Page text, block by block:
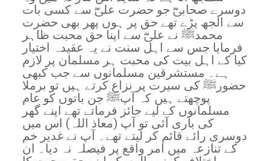
دوسرے صحابیؓ جو حضرت علیؓ سے کسی بات
سے الجھ پڑے تھے حق پر ہوں پھر بھی حضرت
محمدﷺ نے علیؓ سے اپنا حق محبت ظاہر
فرمایا جس سے اہل سنت نے یہ عقیدہ اختیار
کیا کے اہل بیت کی محبت ہر مسلمان پر لازم
ہے۔ مستشرقین مسلمانوں سے جب کبھی
حضورﷺ کی سیرت پر نزاع کرتے ہیں تو برملا
پوچھتے ہیں کہ آپﷺ جن باتوں کو عام
مسلمانوں کے لیے جائز فرماتے تھے اپنے گھر
کی باری آئی تو آپ (معاذ اللہ) اس میں
دوسری رائے قائم کر لیتے تھے۔ آپ نے غدیر خم
کے تنازعہ میں امر واقع پر فیصلہ نہ دیا۔ ان